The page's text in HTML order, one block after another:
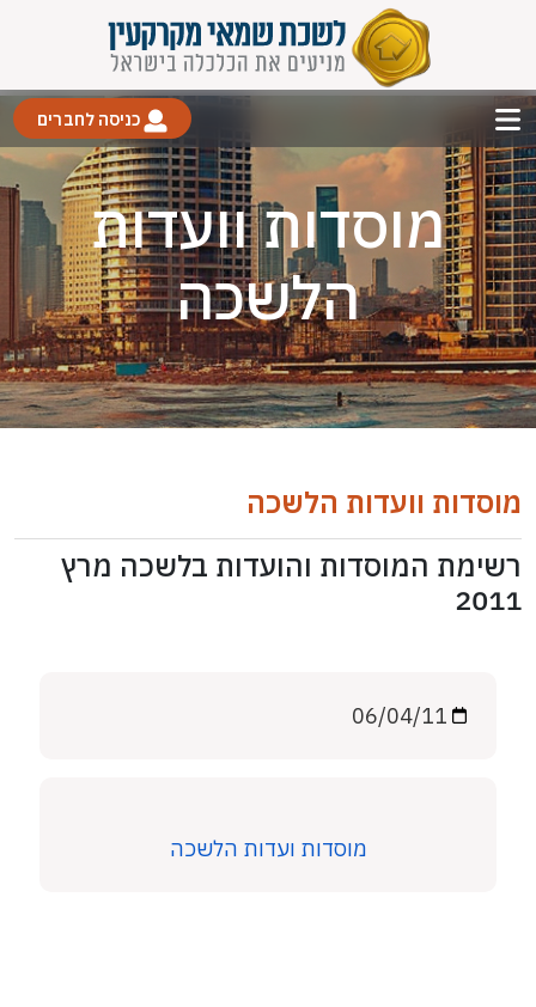
כניסה לחברים
מוסדות וועדות
הלשכה
מוסדות וועדות הלשכה
רשימת המוסדות והועדות בלשכה מרץ
2011
מוסדות ועדות הלשכה